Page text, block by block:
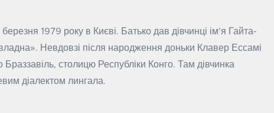
1979 року в Києві. Батько дав дівчинці ім’я Гайта-
Невдовзі після народження доньки Клавер Ессамі
столицю Республіки Конго. Там дівчинка
діалектом лингала.